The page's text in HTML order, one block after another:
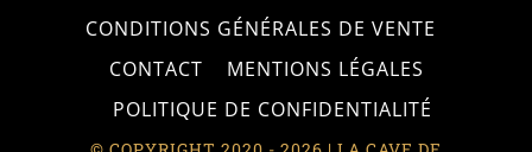
CONDITIONS GÉNÉRALES DE VENTE
CONTACT
MENTIONS LÉGALES
POLITIQUE DE CONFIDENTIALITÉ